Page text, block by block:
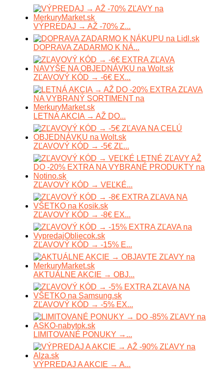
VÝPREDAJ → AŽ -70% Z...
DOPRAVA ZADARMO K NÁ...
ZĽAVOVÝ KÓD → -6€ EX...
LETNÁ AKCIA → AŽ DO...
ZĽAVOVÝ KÓD → -5€ ZĽ...
ZĽAVOVÝ KÓD → VEĽKÉ...
ZĽAVOVÝ KÓD → -8€ EX...
ZĽAVOVÝ KÓD → -15% E...
AKTUÁLNE AKCIE → OBJ...
ZĽAVOVÝ KÓD → -5% EX...
LIMITOVANÉ PONUKY →...
VÝPREDAJ A AKCIE → A...